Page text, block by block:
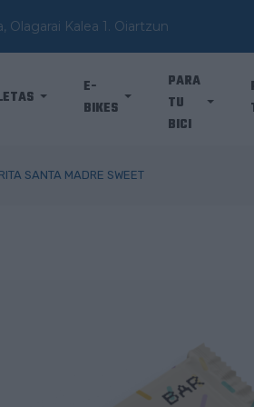
Olagarai Kalea 1. Oiartzun
E-
BIKES
PARA
TU
BICI
SANTA MADRE SWEET